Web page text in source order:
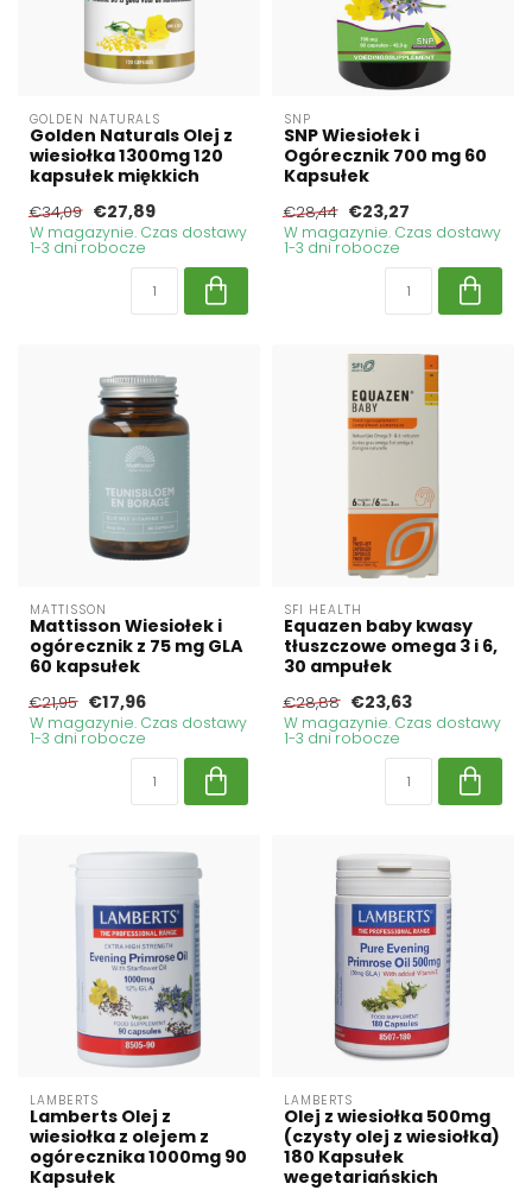
GOLDEN NATURALS
Golden Naturals Olej z
wiesiołka 1300mg 120
kapsułek miękkich
€34,09 €27,89
W magazynie. Czas dostawy
1-3 dni robocze
SNP
SNP Wiesiołek i
Ogórecznik 700 mg 60
Kapsułek
€28,44 €23,27
W magazynie. Czas dostawy
1-3 dni robocze
MATTISSON
Mattisson Wiesiołek i
ogórecznik z 75 mg GLA
60 kapsułek
€21,95 €17,96
W magazynie. Czas dostawy
1-3 dni robocze
SFI HEALTH
Equazen baby kwasy
tłuszczowe omega 3 i 6,
30 ampułek
€28,88 €23,63
W magazynie. Czas dostawy
1-3 dni robocze
LAMBERTS
Lamberts Olej z
wiesiołka z olejem z
ogórecznika 1000mg 90
Kapsułek
LAMBERTS
Olej z wiesiołka 500mg
(czysty olej z wiesiołka)
180 Kapsułek
wegetariańskich